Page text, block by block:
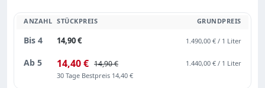
ANZAHL STÜCKPREIS GRUNDPREIS
Bis 4 14,90 € 1.490,00 € / 1 Liter
Ab 5 14,40 € 14,90 €
30 Tage Bestpreis 14,40 €
1.440,00 € / 1 Liter